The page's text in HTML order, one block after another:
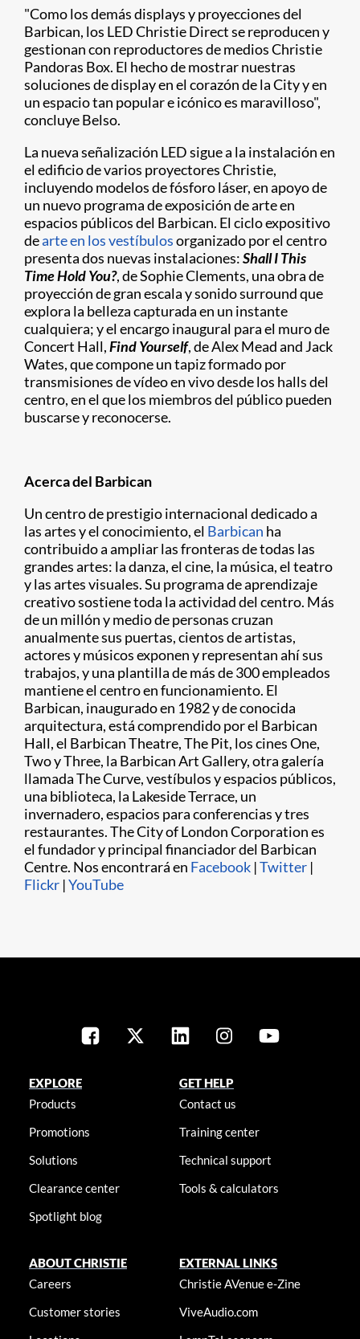
"Como los demás displays y proyecciones del
Barbican, los LED Christie Direct se reproducen y
gestionan con reproductores de medios Christie
Pandoras Box. El hecho de mostrar nuestras
soluciones de display en el corazón de la City y en
un espacio tan popular e icónico es maravilloso",
concluye Belso.
La nueva señalización LED sigue a la instalación en
el edificio de varios proyectores Christie,
incluyendo modelos de fósforo láser, en apoyo de
un nuevo programa de exposición de arte en
espacios públicos del Barbican. El ciclo expositivo
dearte en los vestíbulosorganizado por el centro
presenta dos nuevas instalaciones:Shall I This
Time Hold You?, de Sophie Clements, una obra de
proyección de gran escala y sonido surround que
explora la belleza capturada en un instante
cualquiera; y el encargo inaugural para el muro de
Concert Hall,Find Yourself, de Alex Mead and Jack
Wates, que compone un tapiz formado por
transmisiones de vídeo en vivo desde los halls del
centro, en el que los miembros del público pueden
buscarse y reconocerse.
Acerca del Barbican
Un centro de prestigio internacional dedicado a
las artes y el conocimiento, el Barbican ha
contribuido a ampliar las fronteras de todas las
grandes artes: la danza, el cine, la música, el teatro
y las artes visuales. Su programa de aprendizaje
creativo sostiene toda la actividad del centro. Más
de un millón y medio de personas cruzan
anualmente sus puertas, cientos de artistas,
actores y músicos exponen y representan ahí sus
trabajos, y una plantilla de más de 300 empleados
mantiene el centro en funcionamiento. El
Barbican, inaugurado en 1982 y de conocida
arquitectura, está comprendido por el Barbican
Hall, el Barbican Theatre, The Pit, los cines One,
Two y Three, la Barbican Art Gallery, otra galería
llamada The Curve, vestíbulos y espacios públicos,
una biblioteca, la Lakeside Terrace, un
invernadero, espacios para conferencias y tres
restaurantes. The City of London Corporation es
el fundador y principal financiador del Barbican
Centre. Nos encontrará en Facebook |Twitter |
Flickr |YouTube
EXPLORE
Products
Promotions
Solutions
Clearance center
Spotlight blog
GET HELP
Contact us
Training center
Technical support
Tools & calculators
ABOUT CHRISTIE
Careers
Customer stories
EXTERNAL LINKS
Christie AVenue e-Zine
ViveAudio.com